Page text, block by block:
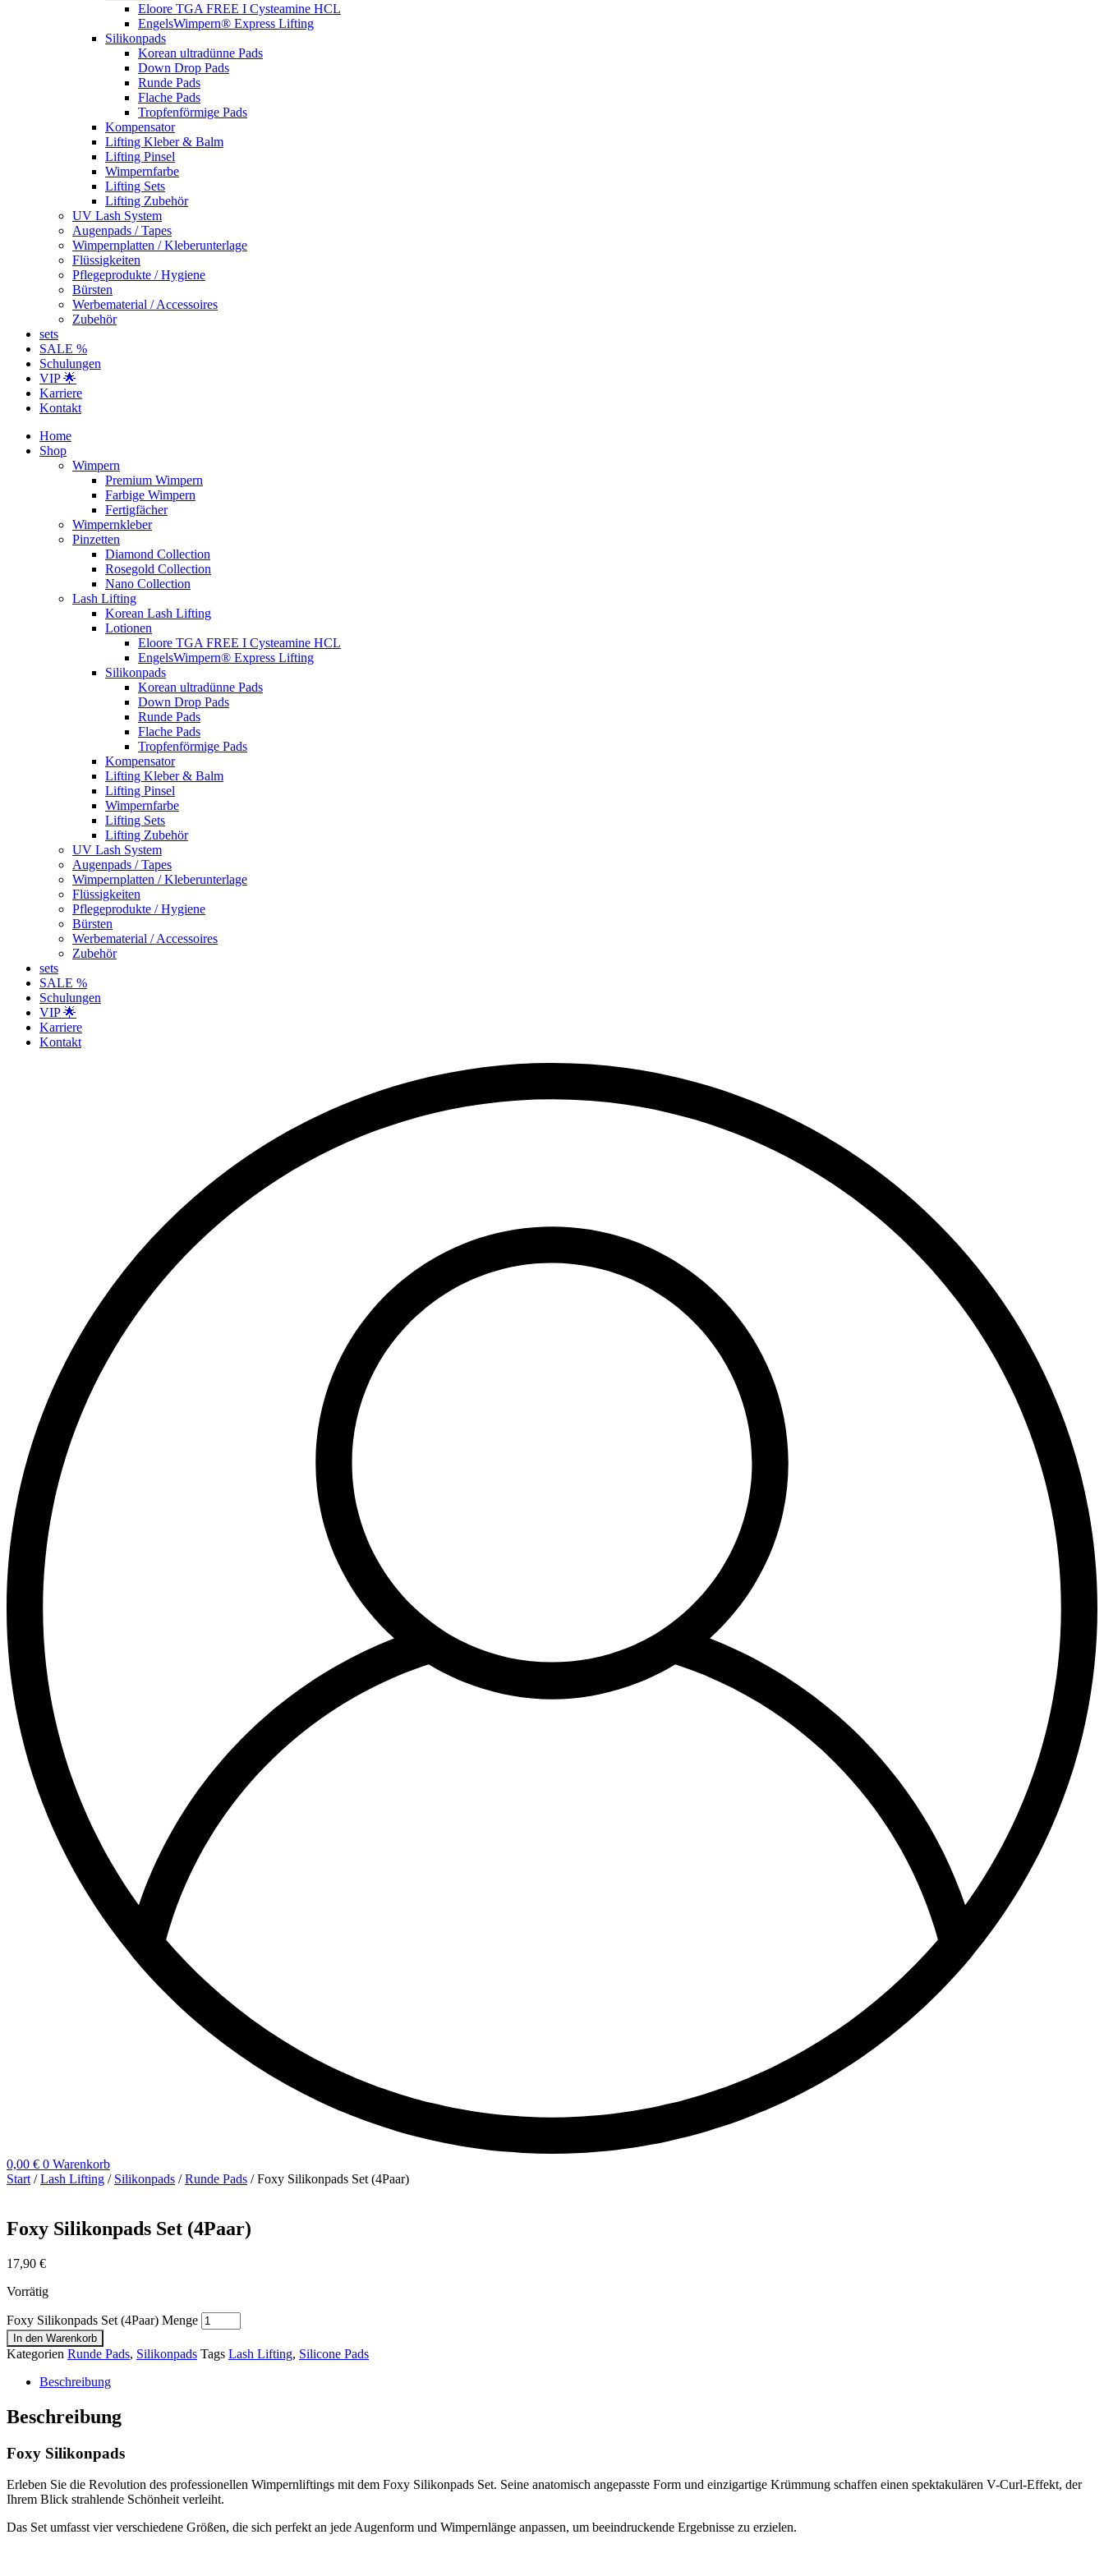
Eloore TGA FREE I Cysteamine HCL
EngelsWimpern® Express Lifting
Silikonpads
Korean ultradünne Pads
Down Drop Pads
Runde Pads
Flache Pads
Tropfenförmige Pads
Kompensator
Lifting Kleber & Balm
Lifting Pinsel
Wimpernfarbe
Lifting Sets
Lifting Zubehör
UV Lash System
Augenpads / Tapes
Wimpernplatten / Kleberunterlage
Flüssigkeiten
Pflegeprodukte / Hygiene
Bürsten
Werbematerial / Accessoires
Zubehör
sets
SALE %
Schulungen
VIP 🌟
Karriere
Kontakt
Home
Shop
Wimpern
Premium Wimpern
Farbige Wimpern
Fertigfächer
Wimpernkleber
Pinzetten
Diamond Collection
Rosegold Collection
Nano Collection
Lash Lifting
Korean Lash Lifting
Lotionen
Eloore TGA FREE I Cysteamine HCL
EngelsWimpern® Express Lifting
Silikonpads
Korean ultradünne Pads
Down Drop Pads
Runde Pads
Flache Pads
Tropfenförmige Pads
Kompensator
Lifting Kleber & Balm
Lifting Pinsel
Wimpernfarbe
Lifting Sets
Lifting Zubehör
UV Lash System
Augenpads / Tapes
Wimpernplatten / Kleberunterlage
Flüssigkeiten
Pflegeprodukte / Hygiene
Bürsten
Werbematerial / Accessoires
Zubehör
sets
SALE %
Schulungen
VIP 🌟
Karriere
Kontakt
0,00 € 0 Warenkorb
Start /Lash Lifting / Silikonpads /Runde Pads / Foxy Silikonpads Set (4Paar)
Foxy Silikonpads Set (4Paar)
17,90 €
Vorrätig
Foxy Silikonpads Set (4Paar) Menge
In den Warenkorb
Kategorien Runde Pads, Silikonpads Tags Lash Lifting, Silicone Pads
Beschreibung
Beschreibung
Foxy Silikonpads
Erleben Sie die Revolution des professionellen Wimpernliftings mit dem Foxy Silikonpads Set. Seine anatomisch angepasste Form und einzigartige Krümmung schaffen einen spektakulären V-Curl-Effekt, der
Ihrem Blick strahlende Schönheit verleiht.
Das Set umfasst vier verschiedene Größen, die sich perfekt an jede Augenform und Wimpernlänge anpassen, um beeindruckende Ergebnisse zu erzielen.